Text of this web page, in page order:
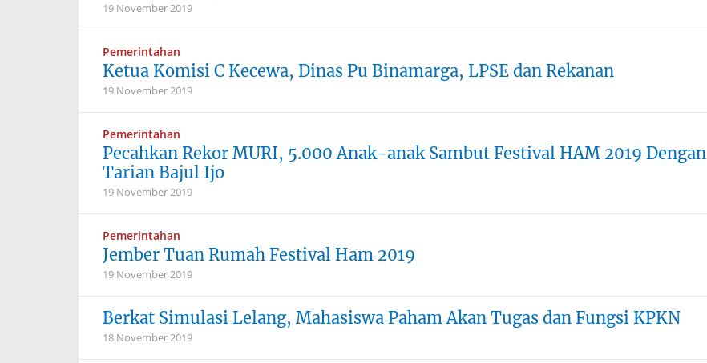
19 November 2019
Pemerintahan
Ketua Komisi C Kecewa, Dinas Pu Binamarga, LPSE dan Rekanan
19 November 2019
Pemerintahan
Pecahkan Rekor MURI, 5.000 Anak-anak Sambut Festival HAM 2019 Dengan
Tarian Bajul Ijo
19 November 2019
Pemerintahan
Jember Tuan Rumah Festival Ham 2019
19 November 2019
Berkat Simulasi Lelang, Mahasiswa Paham Akan Tugas dan Fungsi KPKN
18 November 2019